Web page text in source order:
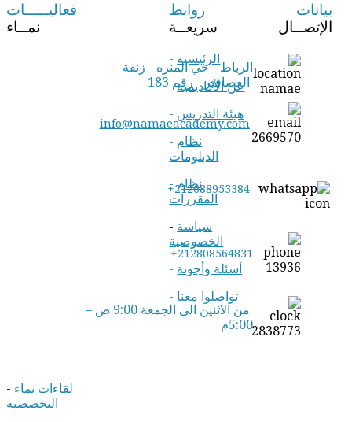
بيانات
الإتصــال
الرباط - حي المنزه - زنقة
info@namaeacademy.com
+212688953384
+212808564831
من الاثنين الى الجمعة 9:00 ص –
5:00م
روابط
سريعــة
- الرئيسية
-عن الأكاديمية
- هيئة التدريس
- نظام
الدبلومات
-نظام
المقررات
- سياسة
الخصوصية
- أسئلة وأجوبة
- تواصلوا معنا
فعاليـــــات
نمــاء
- لقاءات نماء
التخصصية